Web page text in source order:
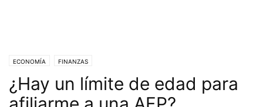
ECONOMÍA FINANZAS
¿Hay un límite de edad para